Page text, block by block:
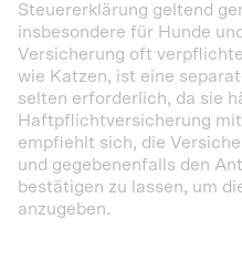
Steuererklärung geltend
insbesondere für Hunde
Versicherung oft
wie Katzen, ist eine
selten erforderlich, da sie
Haftpflichtversicherung
empfiehlt sich, die
und gegebenenfalls den
bestätigen zu lassen, um
anzugeben.